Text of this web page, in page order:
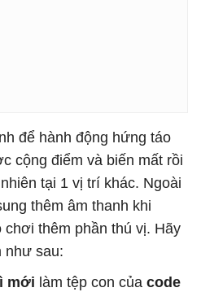
để hành động hứng táo
cộng điểm và biến mất rồi
tại 1 vị trí khác. Ngoài
thêm âm thanh khi
chơi thêm phần thú vị. Hãy
như sau:
mới làm tệp con của code